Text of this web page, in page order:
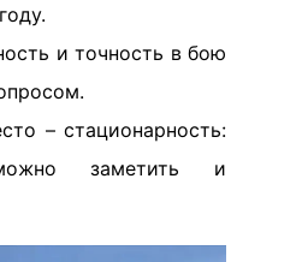
и точность в бою
– стационарность:
заметить и